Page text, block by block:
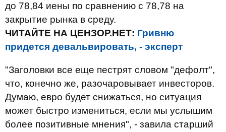
до 78,84 иены по сравнению с 78,78 на
закрытие рынка в среду.
ЧИТАЙТЕ НА ЦЕНЗОР.НЕТ: Гривню
придется девальвировать, - эксперт
"Заголовки все еще пестрят словом "дефолт",
что, конечно же, разочаровывает инвесторов.
Думаю, евро будет снижаться, но ситуация
может быстро измениться, если мы услышим
более позитивные мнения", - завила старший